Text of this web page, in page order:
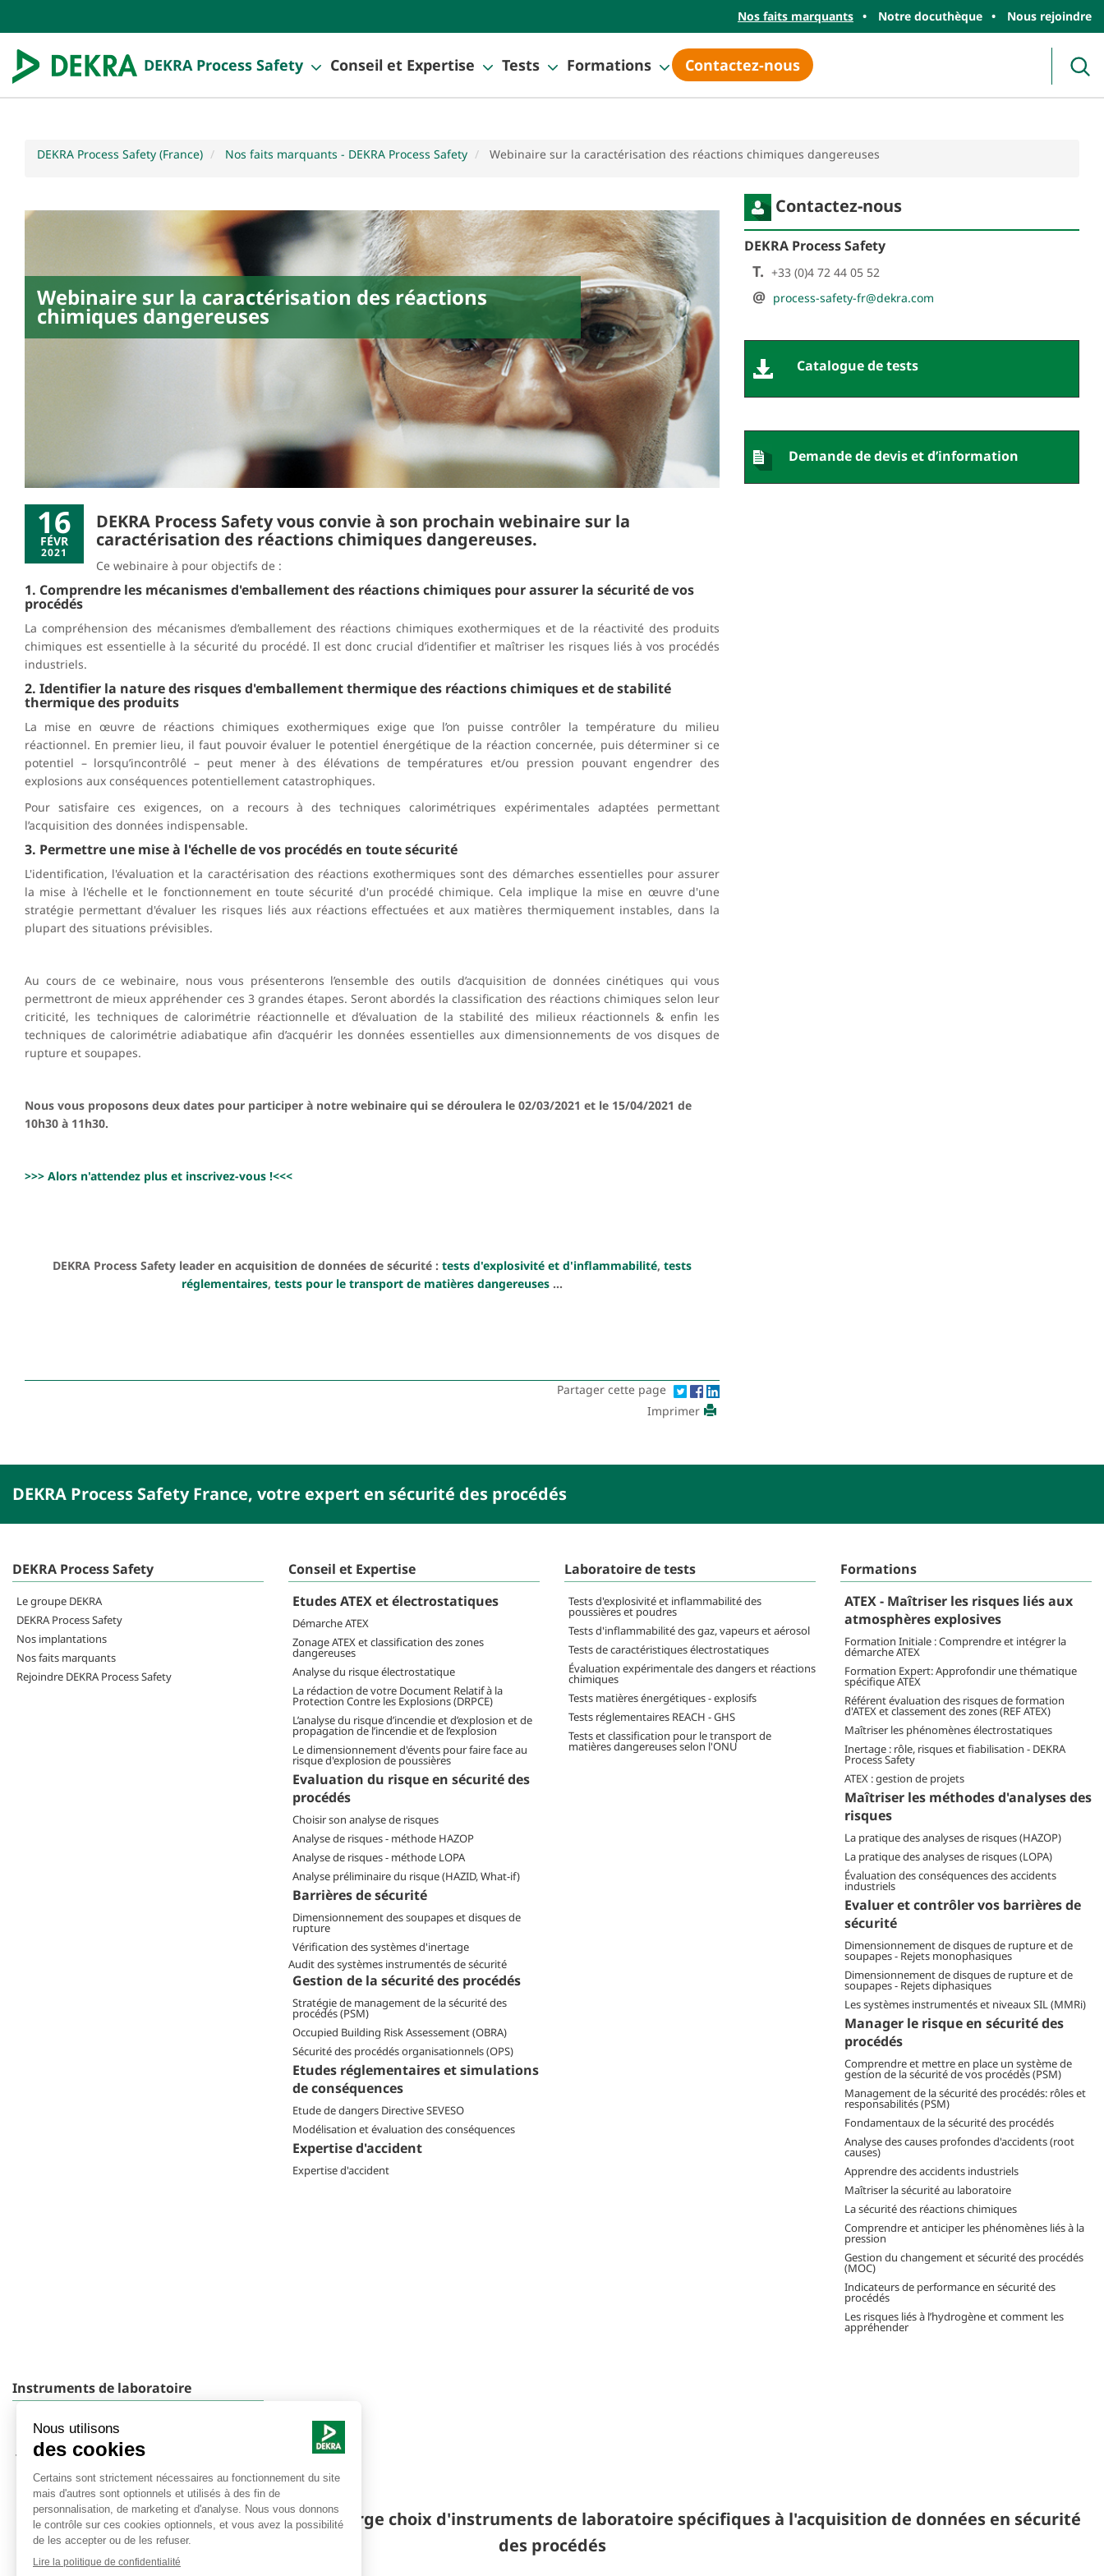
Nos faits marquants Notre docuthèque Nous rejoindre
DEKRA Process Safety Conseil et Expertise Tests Formations Contactez-nous
DEKRA Process Safety (France) Nos faits marquants - DEKRA Process Safety Webinaire sur la caractérisation des réactions chimiques dangereuses
Webinaire sur la caractérisation des réactions
chimiques dangereuses
16
FÉVR
2021
DEKRA Process Safety vous convie à son prochain webinaire sur la
caractérisation des réactions chimiques dangereuses.
Ce webinaire à pour objectifs de :
1. Comprendre les mécanismes d'emballement des réactions chimiques pour assurer la sécurité de vos
procédés
La compréhension des mécanismes d’emballement des réactions chimiques exothermiques et de la réactivité des produits
chimiques est essentielle à la sécurité du procédé. Il est donc crucial d’identifier et maîtriser les risques liés à vos procédés
industriels.
2. Identifier la nature des risques d'emballement thermique des réactions chimiques et de stabilité
thermique des produits
La mise en œuvre de réactions chimiques exothermiques exige que l’on puisse contrôler la température du milieu
réactionnel. En premier lieu, il faut pouvoir évaluer le potentiel énergétique de la réaction concernée, puis déterminer si ce
potentiel – lorsqu’incontrôlé – peut mener à des élévations de températures et/ou pression pouvant engendrer des
explosions aux conséquences potentiellement catastrophiques.
Pour satisfaire ces exigences, on a recours à des techniques calorimétriques expérimentales adaptées permettant
l’acquisition des données indispensable.
3. Permettre une mise à l'échelle de vos procédés en toute sécurité
L'identification, l'évaluation et la caractérisation des réactions exothermiques sont des démarches essentielles pour assurer
la mise à l'échelle et le fonctionnement en toute sécurité d'un procédé chimique. Cela implique la mise en œuvre d'une
stratégie permettant d'évaluer les risques liés aux réactions effectuées et aux matières thermiquement instables, dans la
plupart des situations prévisibles.
Au cours de ce webinaire, nous vous présenterons l’ensemble des outils d’acquisition de données cinétiques qui vous
permettront de mieux appréhender ces 3 grandes étapes. Seront abordés la classification des réactions chimiques selon leur
criticité, les techniques de calorimétrie réactionnelle et d’évaluation de la stabilité des milieux réactionnels & enfin les
techniques de calorimétrie adiabatique afin d’acquérir les données essentielles aux dimensionnements de vos disques de
rupture et soupapes.
Nous vous proposons deux dates pour participer à notre webinaire qui se déroulera le 02/03/2021 et le 15/04/2021 de
10h30 à 11h30.
>>> Alors n'attendez plus et inscrivez-vous !<<<
DEKRA Process Safety leader en acquisition de données de sécurité : tests d'explosivité et d'inflammabilité, tests
réglementaires, tests pour le transport de matières dangereuses ...
Partager cette page
Imprimer
Contactez-nous
DEKRA Process Safety
T. +33 (0)4 72 44 05 52
@ process-safety-fr@dekra.com
Catalogue de tests
Demande de devis et d’information
DEKRA Process Safety France, votre expert en sécurité des procédés
DEKRA Process Safety
Le groupe DEKRA
DEKRA Process Safety
Nos implantations
Nos faits marquants
Rejoindre DEKRA Process Safety
Conseil et Expertise
Etudes ATEX et électrostatiques
Démarche ATEX
Zonage ATEX et classification des zones
dangereuses
Analyse du risque électrostatique
La rédaction de votre Document Relatif à la
Protection Contre les Explosions (DRPCE)
L’analyse du risque d’incendie et d’explosion et de
propagation de l’incendie et de l’explosion
Le dimensionnement d'évents pour faire face au
risque d'explosion de poussières
Evaluation du risque en sécurité des
procédés
Choisir son analyse de risques
Analyse de risques - méthode HAZOP
Analyse de risques - méthode LOPA
Analyse préliminaire du risque (HAZID, What-if)
Barrières de sécurité
Dimensionnement des soupapes et disques de
rupture
Vérification des systèmes d'inertage
Audit des systèmes instrumentés de sécurité
Gestion de la sécurité des procédés
Stratégie de management de la sécurité des
procédés (PSM)
Occupied Building Risk Assessement (OBRA)
Sécurité des procédés organisationnels (OPS)
Etudes réglementaires et simulations
de conséquences
Etude de dangers Directive SEVESO
Modélisation et évaluation des conséquences
Expertise d'accident
Expertise d'accident
Laboratoire de tests
Tests d'explosivité et inflammabilité des
poussières et poudres
Tests d'inflammabilité des gaz, vapeurs et aérosol
Tests de caractéristiques électrostatiques
Évaluation expérimentale des dangers et réactions
chimiques
Tests matières énergétiques - explosifs
Tests réglementaires REACH - GHS
Tests et classification pour le transport de
matières dangereuses selon l'ONU
Formations
ATEX - Maîtriser les risques liés aux
atmosphères explosives
Formation Initiale : Comprendre et intégrer la
démarche ATEX
Formation Expert: Approfondir une thématique
spécifique ATEX
Référent évaluation des risques de formation
d'ATEX et classement des zones (REF ATEX)
Maîtriser les phénomènes électrostatiques
Inertage : rôle, risques et fiabilisation - DEKRA
Process Safety
ATEX : gestion de projets
Maîtriser les méthodes d'analyses des
risques
La pratique des analyses de risques (HAZOP)
La pratique des analyses de risques (LOPA)
Évaluation des conséquences des accidents
industriels
Evaluer et contrôler vos barrières de
sécurité
Dimensionnement de disques de rupture et de
soupapes - Rejets monophasiques
Dimensionnement de disques de rupture et de
soupapes - Rejets diphasiques
Les systèmes instrumentés et niveaux SIL (MMRi)
Manager le risque en sécurité des
procédés
Comprendre et mettre en place un système de
gestion de la sécurité de vos procédés (PSM)
Management de la sécurité des procédés: rôles et
responsabilités (PSM)
Fondamentaux de la sécurité des procédés
Analyse des causes profondes d'accidents (root
causes)
Apprendre des accidents industriels
Maîtriser la sécurité au laboratoire
La sécurité des réactions chimiques
Comprendre et anticiper les phénomènes liés à la
pression
Gestion du changement et sécurité des procédés
(MOC)
Indicateurs de performance en sécurité des
procédés
Les risques liés à l’hydrogène et comment les
appréhender
Instruments de laboratoire
Instruments de laboratoire de sécurité des
procédés
JCI Electrostatics Instruments
DEKRA Process Safety vous propose un large choix d'instruments de laboratoire spécifiques à l'acquisition de données en sécurité
des procédés